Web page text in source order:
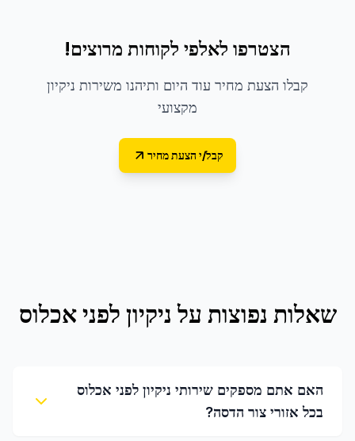
הצטרפו לאלפי לקוחות מרוצים!
קבלו הצעת מחיר עוד היום ותיהנו משירות ניקיון
מקצועי
קבל/י הצעת מחיר
שאלות נפוצות על ניקיון לפני אכלוס
האם אתם מספקים שירותי ניקיון לפני אכלוס
בכל אזורי צור הדסה?